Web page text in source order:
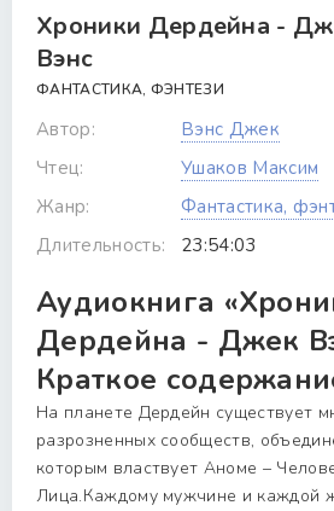
Хроники Дердейна -
Вэнс
ФАНТАСТИКА, ФЭНТЕЗИ
Автор:
Вэнс Джек
Чтец:
Ушаков Максим
Жанр:
Фантастика,
Длительность:
23:54:03
Аудиокнига
Дердейна - Джек
Краткое
На планете Дердейн существует
разрозненных сообществ,
которым властвует Аноме –
Лица.Каждому мужчине и каждой